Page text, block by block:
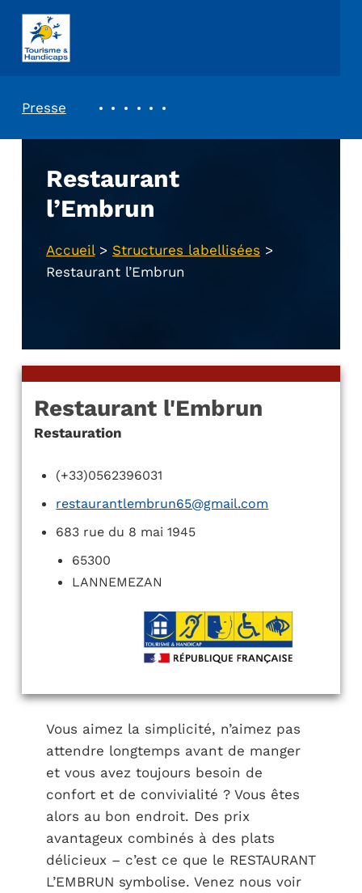
ASSOCIATION TOURISME ET HANDICAPS
Presse
Restaurant
l’Embrun
Accueil> Structures labellisées >
Restaurant l’Embrun
Restaurant l'Embrun
Restauration
(+33)0562396031
restaurantlembrun65@gmail.com
683 rue du 8 mai 1945
65300
LANNEMEZAN
Vous aimez la simplicité, n’aimez pas
attendre longtemps avant de manger
et vous avez toujours besoin de
confort et de convivialité ? Vous êtes
alors au bon endroit. Des prix
avantageux combinés à des plats
délicieux – c’est ce que le RESTAURANT
L’EMBRUN symbolise. Venez nous voir